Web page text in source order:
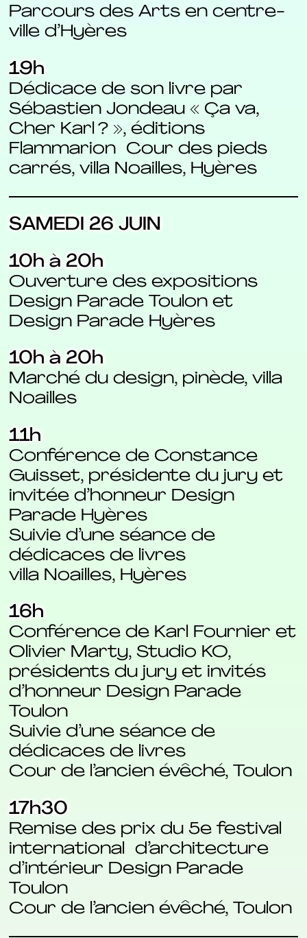
Parcours des Arts en centre-
ville d’Hyères
19h
Dédicace de son livre par
Sébastien Jondeau « Ça va,
Cher Karl ? », éditions
Flammarion Cour des pieds
carrés, villa Noailles, Hyères
SAMEDI 26 JUIN
10h à 20h
Ouverture des expositions
Design Parade Toulon et
Design Parade Hyères
10h à 20h
Marché du design, pinède, villa
Noailles
11h
Conférence de Constance
Guisset, présidente du jury et
invitée d’honneur Design
Parade Hyères
Suivie d’une séance de
dédicaces de livres
villa Noailles, Hyères
16h
Conférence de Karl Fournier et
Olivier Marty, Studio KO,
présidents du jury et invités
d’honneur Design Parade
Toulon
Suivie d’une séance de
dédicaces de livres
Cour de l’ancien évêché, Toulon
17h30
Remise des prix du 5e festival
international d’architecture
d’intérieur Design Parade
Toulon
Cour de l’ancien évêché, Toulon